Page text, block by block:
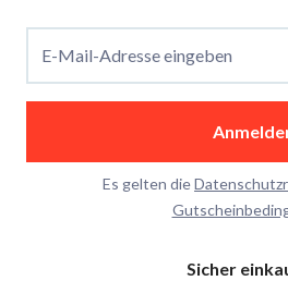
E-Mail-Adresse eingeben
Es gelten die
Sicher